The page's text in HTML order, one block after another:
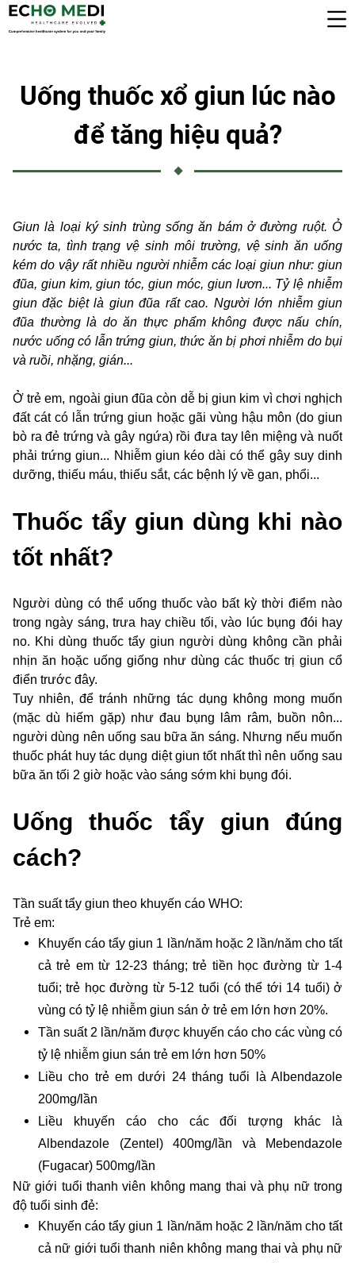
Uống thuốc xổ giun lúc nào
để tăng hiệu quả?
Giun là loại ký sinh trùng sống ăn bám ở đường ruột. Ở
nước ta, tình trạng vệ sinh môi trường, vệ sinh ăn uống
kém do vậy rất nhiều người nhiễm các loại giun như: giun
đũa, giun kim, giun tóc, giun móc, giun lươn... Tỷ lệ nhiễm
giun đặc biệt là giun đũa rất cao. Người lớn nhiễm giun
đũa thường là do ăn thực phẩm không được nấu chín,
nước uống có lẫn trứng giun, thức ăn bị phơi nhiễm do bụi
và ruồi, nhặng, gián...
Ở trẻ em, ngoài giun đũa còn dễ bị giun kim vì chơi nghịch
đất cát có lẫn trứng giun hoặc gãi vùng hậu môn (do giun
bò ra đẻ trứng và gây ngứa) rồi đưa tay lên miệng và nuốt
phải trứng giun... Nhiễm giun kéo dài có thể gây suy dinh
dưỡng, thiếu máu, thiếu sắt, các bệnh lý về gan, phổi...
Thuốc tẩy giun dùng khi nào
tốt nhất?
Người dùng có thể uống thuốc vào bất kỳ thời điểm nào
trong ngày sáng, trưa hay chiều tối, vào lúc bụng đói hay
no. Khi dùng thuốc tẩy giun người dùng không cần phải
nhịn ăn hoặc uống giống như dùng các thuốc trị giun cổ
điển trước đây.
Tuy nhiên, để tránh những tác dụng không mong muốn
(mặc dù hiếm gặp) như đau bụng lâm râm, buồn nôn...
người dùng nên uống sau bữa ăn sáng. Nhưng nếu muốn
thuốc phát huy tác dụng diệt giun tốt nhất thì nên uống sau
bữa ăn tối 2 giờ hoặc vào sáng sớm khi bụng đói.
Uống thuốc tẩy giun đúng
cách?
Tần suất tẩy giun theo khuyến cáo WHO:
Trẻ em:
Khuyến cáo tẩy giun 1 lần/năm hoặc 2 lần/năm cho tất
cả trẻ em từ 12-23 tháng; trẻ tiền học đường từ 1-4
tuổi; trẻ học đường từ 5-12 tuổi (có thể tới 14 tuổi) ở
vùng có tỷ lệ nhiễm giun sán ở trẻ em lớn hơn 20%.
Tần suất 2 lần/năm được khuyến cáo cho các vùng có
tỷ lệ nhiễm giun sán trẻ em lớn hơn 50%
Liều cho trẻ em dưới 24 tháng tuổi là Albendazole
200mg/lần
Liều khuyến cáo cho các đối tượng khác là
Albendazole (Zentel) 400mg/lần và Mebendazole
(Fugacar) 500mg/lần
Nữ giới tuổi thanh viên không mang thai và phụ nữ trong
độ tuổi sinh đẻ:
Khuyến cáo tẩy giun 1 lần/năm hoặc 2 lần/năm cho tất
cả nữ giới tuổi thanh niên không mang thai và phụ nữ